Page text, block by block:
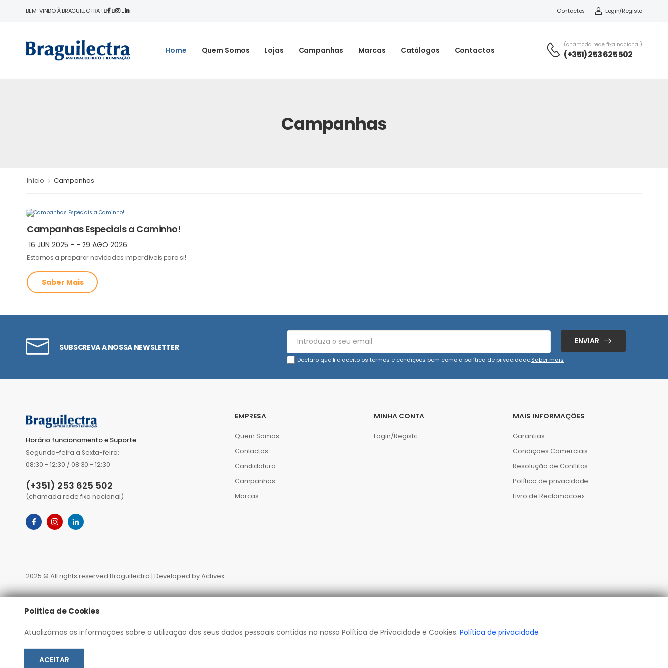
BEM-VINDO À BRAGUILECTRA ! Contactos Login/Registo
Home Quem Somos Lojas Campanhas Marcas Catálogos Contactos
(chamada rede fixa nacional)
(+351) 253 625 502
Campanhas
Início Campanhas
Campanhas Especiais a Caminho!
16 JUN 2025 - - 29 AGO 2026
Estamos a preparar novidades imperdíveis para si!
Saber Mais
SUBSCREVA A NOSSA NEWSLETTER
ENVIAR
Declaro que li e aceito os termos e condições bem como a política de privacidade.Saber mais
Horário funcionamento e Suporte:
Segunda-feira a Sexta-feira:
08:30 - 12:30 / 08:30 - 12:30
(+351) 253 625 502
(chamada rede fixa nacional)
EMPRESA
Quem Somos
Contactos
Candidatura
Campanhas
Marcas
MINHA CONTA
Login/Registo
MAIS INFORMAÇÕES
Garantias
Condições Comerciais
Resolução de Conflitos
Política de privacidade
Livro de Reclamacoes
2025 © All rights reserved Braguilectra | Developed byActivex
Politica de Cookies
Atualizámos as informações sobre a utilização dos seus dados pessoais contidas na nossa Política de Privacidade e Cookies. Política de privacidade
ACEITAR